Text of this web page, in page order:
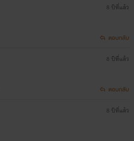
8 ปีที่แล้ว
ตอบกลับ
8 ปีที่แล้ว
ตอบกลับ
8 ปีที่แล้ว